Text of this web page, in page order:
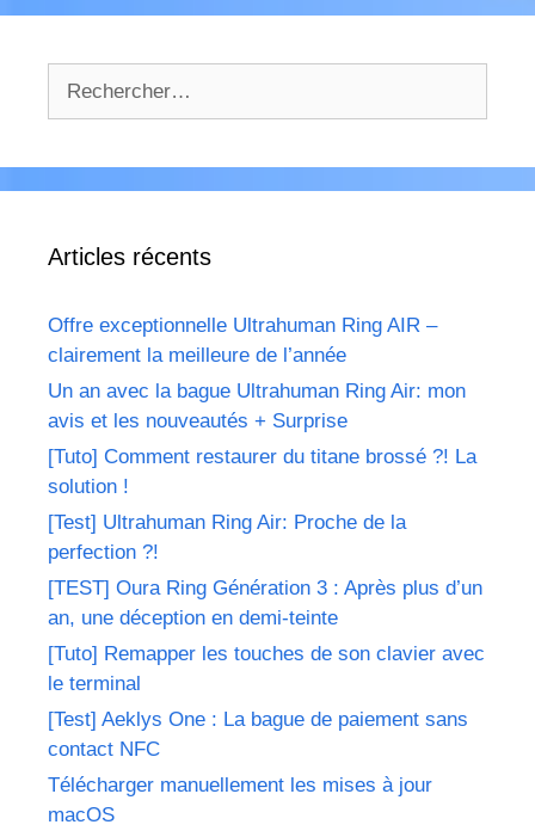
Articles récents
Offre exceptionnelle Ultrahuman Ring AIR –
clairement la meilleure de l’année
Un an avec la bague Ultrahuman Ring Air: mon
avis et les nouveautés + Surprise
[Tuto] Comment restaurer du titane brossé ?! La
solution !
[Test] Ultrahuman Ring Air: Proche de la
perfection ?!
[TEST] Oura Ring Génération 3 : Après plus d’un
an, une déception en demi-teinte
[Tuto] Remapper les touches de son clavier avec
le terminal
[Test] Aeklys One : La bague de paiement sans
contact NFC
Télécharger manuellement les mises à jour
macOS